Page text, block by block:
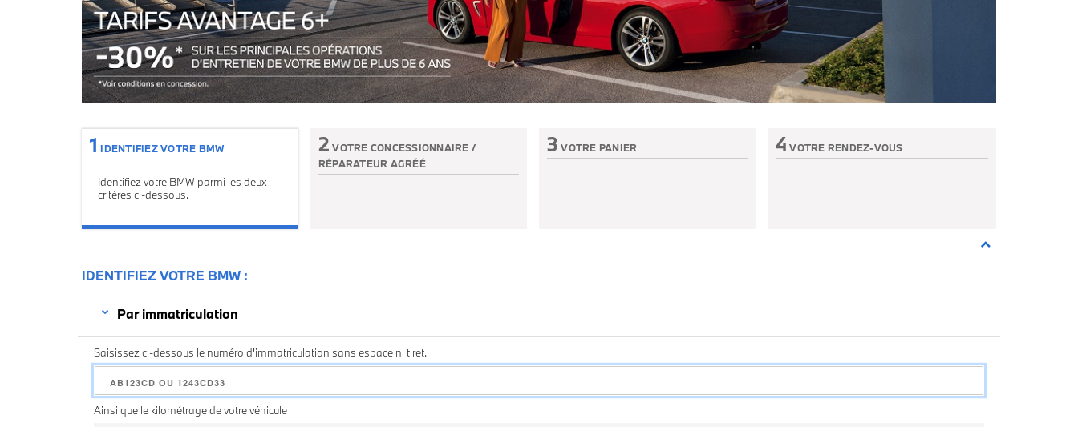
1 IDENTIFIEZ VOTRE BMW
Identifiez votre BMW parmi les deux
critères ci-dessous.
2 VOTRE CONCESSIONNAIRE /
RÉPARATEUR AGRÉÉ
3 VOTRE PANIER 4 VOTRE RENDEZ-VOUS
IDENTIFIEZ VOTRE BMW
Par immatriculation
Saisissez ci-dessous le numéro d'immatriculation sans espace ni tiret.
Ainsi que le kilométrage de votre véhicule